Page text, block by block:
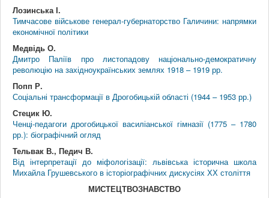
Лозинська І.
Тимчасове військове генерал-губернаторство Галичини: напрямки
економічної політики
Медвідь О.
Дмитро Паліїв про листопадову національно-демократичну
революцію на західноукраїнських землях 1918 – 1919 рр.
Попп Р.
Соціальні трансформації в Дрогобицькій області (1944 – 1953 рр.)
Стецик Ю.
Ченці-педагоги дрогобицької василіанської гімназії (1775 – 1780
рр.): біографічний огляд
Тельвак В., Педич В.
Від інтерпретації до міфологізації: львівська історична школа
Михайла Грушевського в історіографічних дискусіях ХХ століття
МИСТЕЦТВОЗНАВСТВО